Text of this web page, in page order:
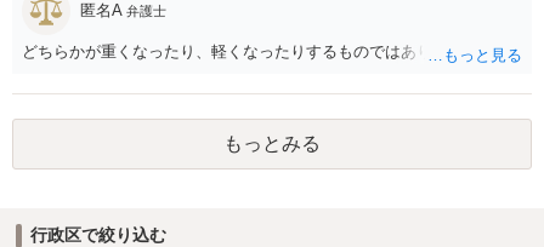
匿名A 弁護士
どちらかが重くなったり、軽くなったりするものではありません。
もっとみる
行政区で絞り込む